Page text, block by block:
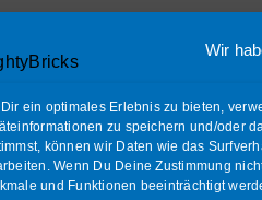
Wir
Dir ein optimales Erlebnis zu bieten,
zu speichern und/oder
können wir Daten wie das
Wenn Du Deine Zustimmung
und Funktionen beeinträchtigt
beschrieben.
| Alle Rechte vorbehalten |